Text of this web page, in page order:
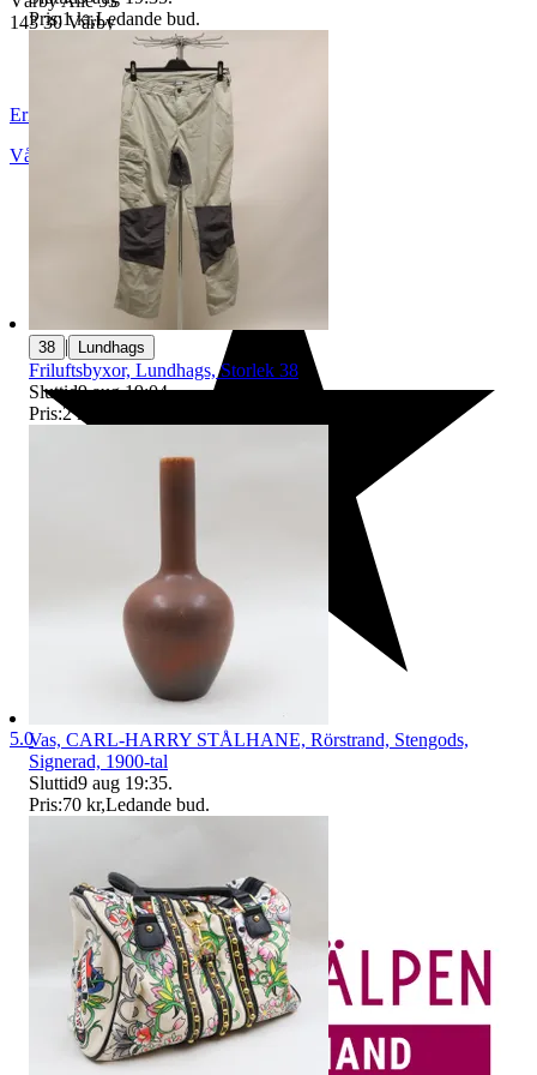
143 30 Vårby
ErikshjälpenSecondHandSTHLM
Vårby
Sverige
5.0
Pris:1 kr,Ledande bud.
38 | Lundhags
Friluftsbyxor, Lundhags, Storlek 38
Sluttid9 aug 19:04.
Pris:2 kr
Vas, CARL-HARRY STÅLHANE, Rörstrand, Stengods,
Signerad, 1900-tal
Sluttid9 aug 19:35.
Pris:70 kr,Ledande bud.